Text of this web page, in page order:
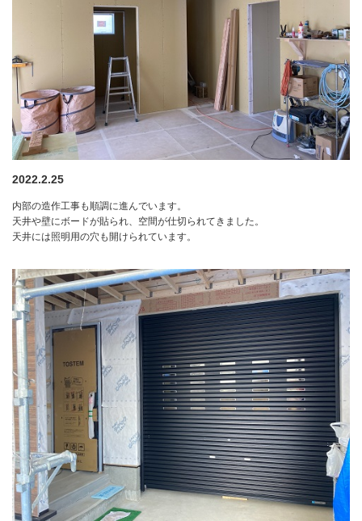
2022.2.25
内部の造作工事も順調に進んでいます。
天井や壁にボードが貼られ、空間が仕切られてきました。
天井には照明用の穴も開けられています。